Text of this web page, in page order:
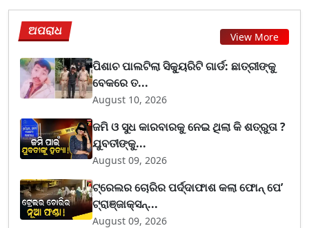
ଅପରାଧ View More
ପିଶାଚ ପାଲଟିଲା ସିକ୍ୟୁରିଟି ଗାର୍ଡ: ଛାତ୍ରୀଙ୍କୁ
ବେକରେ ତ...
August 10, 2026
ଜମି ଓ ସୁଧ କାରବାରକୁ ନେଇ ଥିଲା କି ଶତ୍ରୁତା ?
ଯୁବତୀଙ୍କୁ...
August 09, 2026
ଟ୍ରେଲର ଚୋରିର ପର୍ଦ୍ଦାଫାଶ କଲା ଫୋନ୍ ପେ’
ଟ୍ରାଞ୍ଜାକ୍ସନ୍...
August 09, 2026